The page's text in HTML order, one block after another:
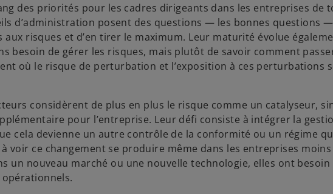
des priorités pour les cadres dirigeants dans les entreprises de
d’administration posent des questions — les bonnes questions
risques et d’en tirer le maximum. Leur maturité évolue
besoin de gérer les risques, mais plutôt de savoir comment
où le risque de perturbation et l’exposition à ces perturbations
considèrent de plus en plus le risque comme un catalyseur,
pour l’entreprise. Leur défi consiste à intégrer la
cela devienne un autre contrôle de la conformité ou un régime
voir ce changement se produire même dans les entreprises moins
un nouveau marché ou une nouvelle technologie, elles ont besoin